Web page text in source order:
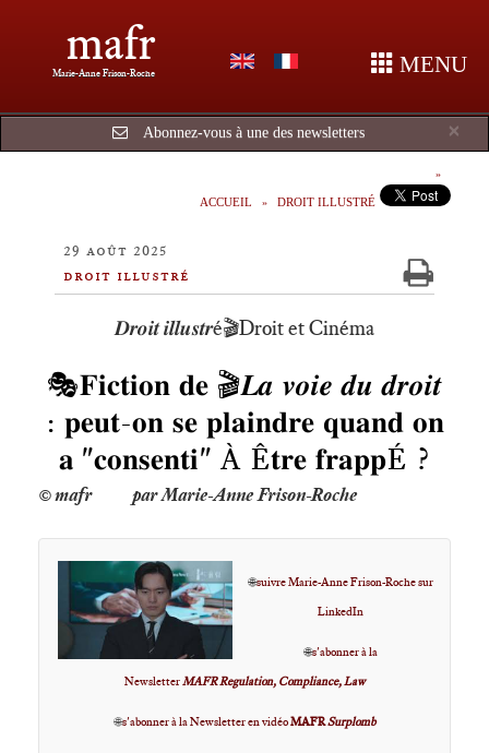
mafr
Marie-Anne Frison-Roche MENU
×
Abonnez-vous à une des newsletters
ACCUEIL DROIT ILLUSTRÉ
29 août 2025
droit illustré
𝑫𝒓𝒐𝒊𝒕 𝒊𝒍𝒍𝒖𝒔𝒕𝒓é🎬Droit et Cinéma
🎭𝐅𝐢𝐜𝐭𝐢𝐨𝐧 𝐝𝐞 🎬𝑳𝒂 𝒗𝒐𝒊𝒆 𝒅𝒖 𝒅𝒓𝒐𝒊𝒕
: 𝐩𝐞𝐮𝐭-𝐨𝐧 𝐬𝐞 𝐩𝐥𝐚𝐢𝐧𝐝𝐫𝐞 𝐪𝐮𝐚𝐧𝐝 𝐨𝐧
𝐚 "𝐜𝐨𝐧𝐬𝐞𝐧𝐭𝐢" À Ê𝐭𝐫𝐞 𝐟𝐫𝐚𝐩𝐩É ?
par Marie-Anne Frison-Roche
🌐suivre Marie-Anne Frison-Roche sur
LinkedIn
🌐s'abonner à la
NewsletterMAFR Regulation, Compliance, Law
🌐s'abonner à la Newsletter en vidéoMAFRSurplomb